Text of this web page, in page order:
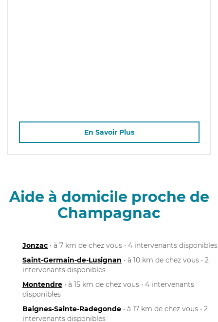
En Savoir Plus
Aide à domicile proche de
Champagnac
Jonzac • à 7 km de chez vous • 4 intervenants disponibles
Saint-Germain-de-Lusignan • à 10 km de chez vous • 2
intervenants disponibles
Montendre • à 15 km de chez vous • 4 intervenants
disponibles
Baignes-Sainte-Radegonde • à 17 km de chez vous • 2
intervenants disponibles